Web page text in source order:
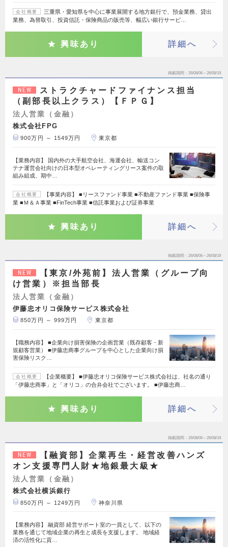
会社概要
三重県・愛知県を中心に事業展開する地方銀行で、預金業務、貸出
業務、為替取引、投資信託・保険商品の販売等、幅広い銀行サービ…
興味あり 詳細へ
掲載期間 26/08/06～26/08/19
NEW
ストラクチャードファイナンス担当
（副部長以上クラス）【ＦＰＧ】
法人営業（金融）
株式会社FPG
900万円 ～ 1549万円 東京都
【業務内容】 国内外の大手航空会社、海運会社、輸送コン
テナ運営会社向けの日本型オペレーティングリース案件の取
組み組成、期中…
会社概要
【事業内容】 ■リースファンド事業 ■不動産ファンド事業 ■保険事
業 ■Ｍ＆Ａ事業 ■FinTech事業 ■信託事業および証券事業
興味あり 詳細へ
掲載期間 26/08/06～26/08/19
NEW
【東京/外苑前】法人営業（グループ向
け営業）※担当部長
法人営業（金融）
伊藤忠オリコ保険サービス株式会社
850万円 ～ 999万円 東京都
【職務内容】 ■企業向け損害保険の企画営業（既存顧客・新
規顧客営業） ■伊藤忠商事グループを中心とした企業向け損
害保険リスク…
会社概要
【企業概要】 ■伊藤忠オリコ保険サービス株式会社は、社名の通り
「伊藤忠商事」と「オリコ」の合弁会社でございます。 ■伊藤忠商…
興味あり 詳細へ
掲載期間 26/08/06～26/08/19
NEW
【融資部】企業再生・経営改善ハンズ
オン支援専門人財★地銀最大級★
法人営業（金融）
株式会社横浜銀行
850万円 ～ 1249万円 神奈川県
【業務内容】 融資部 経営サポート室の一員として、以下の
業務を通じて地域企業の再生と成長を支援します。 地域経
済の活性化に貢…